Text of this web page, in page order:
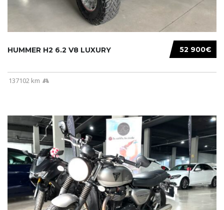
52 900€
HUMMER H2 6.2 V8 LUXURY
137102 km